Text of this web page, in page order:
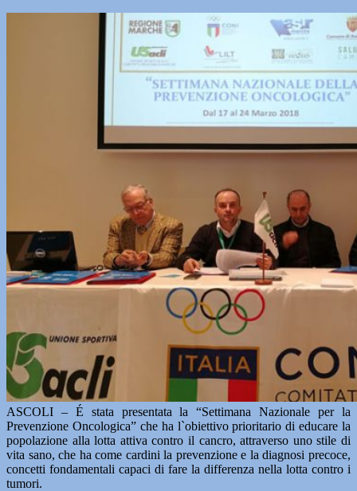
ASCOLI – É stata presentata la “Settimana Nazionale per la
Prevenzione Oncologica” che ha l`obiettivo prioritario di educare la
popolazione alla lotta attiva contro il cancro, attraverso uno stile di
vita sano, che ha come cardini la prevenzione e la diagnosi precoce,
concetti fondamentali capaci di fare la differenza nella lotta contro i
tumori.